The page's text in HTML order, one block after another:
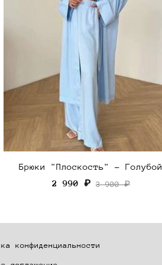
Брюки "Плоскость" - Голубой
2 990 ₽ 3 900 ₽
конфиденциальности